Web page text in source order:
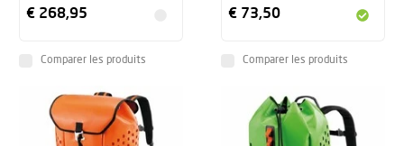
€ 268,95
Comparer les produits
€ 73,50
Comparer les produits